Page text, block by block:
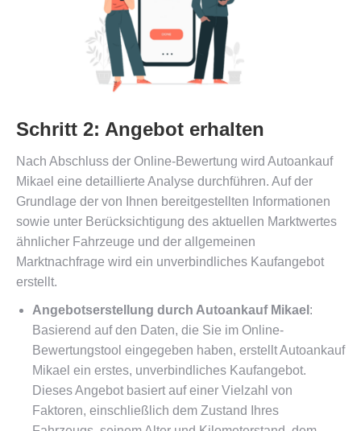
Schritt 2: Angebot erhalten
Nach Abschluss der Online-Bewertung wird Autoankauf
Mikael eine detaillierte Analyse durchführen. Auf der
Grundlage der von Ihnen bereitgestellten Informationen
sowie unter Berücksichtigung des aktuellen Marktwertes
ähnlicher Fahrzeuge und der allgemeinen
Marktnachfrage wird ein unverbindliches Kaufangebot
erstellt.
Angebotserstellung durch Autoankauf Mikael :
Basierend auf den Daten, die Sie im Online-
Bewertungstool eingegeben haben, erstellt Autoankauf
Mikael ein erstes, unverbindliches Kaufangebot.
Dieses Angebot basiert auf einer Vielzahl von
Faktoren, einschließlich dem Zustand Ihres